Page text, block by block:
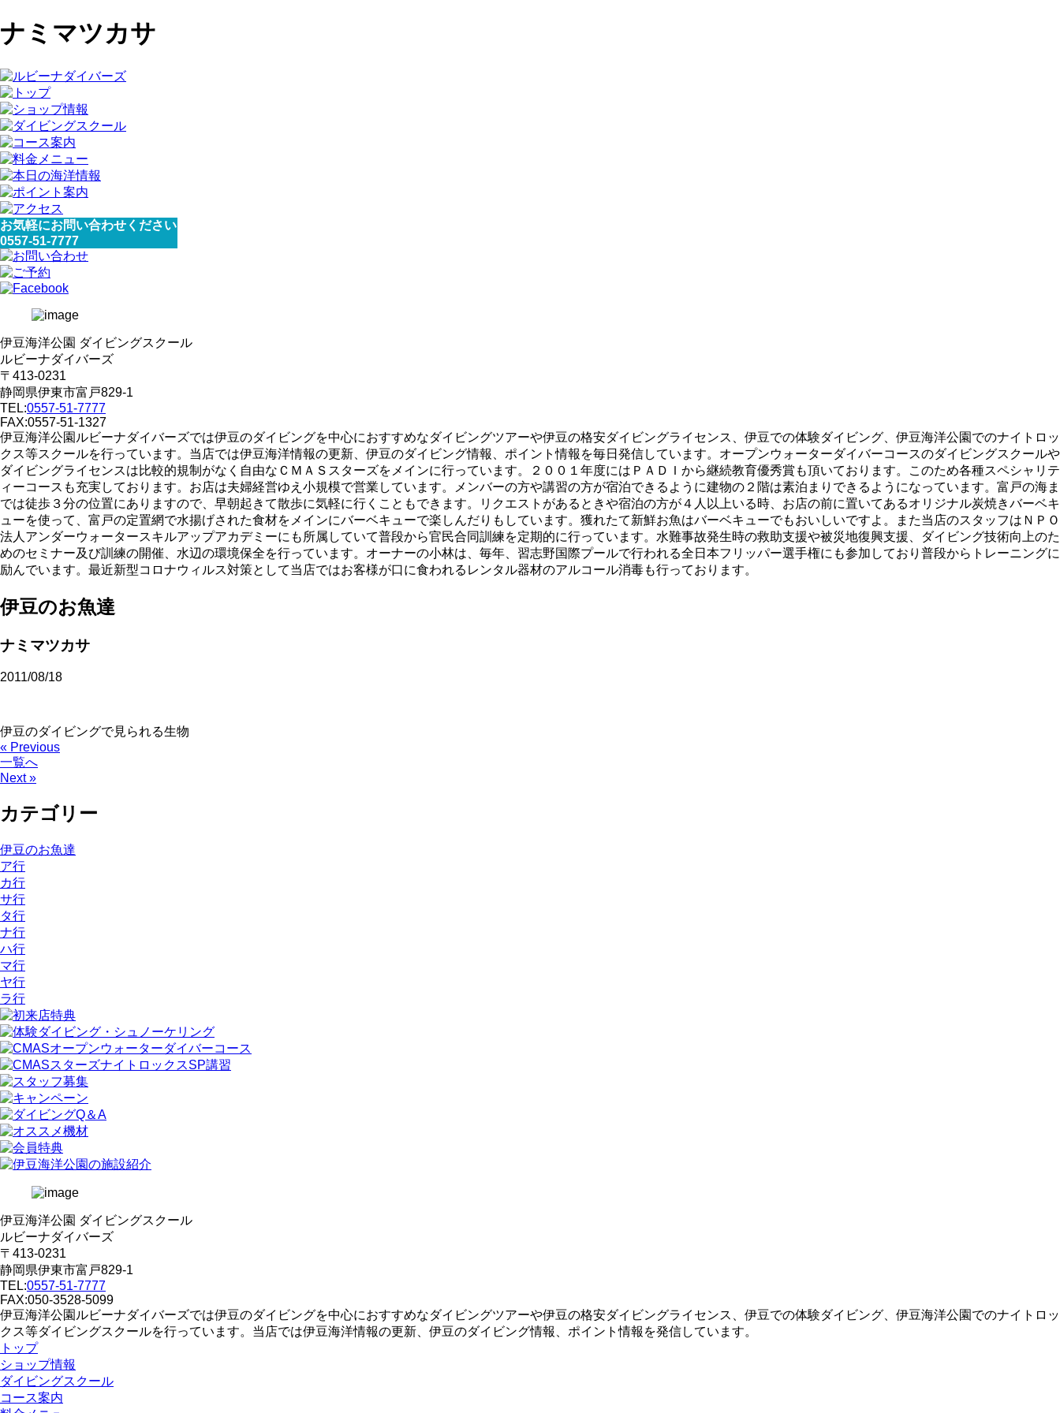
ナミマツカサ
お気軽にお問い合わせください
0557-51-7777
伊豆海洋公園 ダイビングスクール
ルビーナダイバーズ
〒413-0231
静岡県伊東市富戸829-1
TEL:0557-51-7777
FAX:0557-51-1327
伊豆海洋公園ルビーナダイバーズでは伊豆のダイビングを中心におすすめなダイビングツアーや伊豆の格安ダイビングライセンス、伊豆での体験ダイビング、伊豆海洋公園でのナイトロッ
クス等スクールを行っています。当店では伊豆海洋情報の更新、伊豆のダイビング情報、ポイント情報を毎日発信しています。オープンウォーターダイバーコースのダイビングスクールや
ダイビングライセンスは比較的規制がなく自由なＣＭＡＳスターズをメインに行っています。２００１年度にはＰＡＤＩから継続教育優秀賞も頂いております。このため各種スペシャリテ
ィーコースも充実しております。お店は夫婦経営ゆえ小規模で営業しています。メンバーの方や講習の方が宿泊できるように建物の２階は素泊まりできるようになっています。富戸の海ま
では徒歩３分の位置にありますので、早朝起きて散歩に気軽に行くこともできます。リクエストがあるときや宿泊の方が４人以上いる時、お店の前に置いてあるオリジナル炭焼きバーベキ
ューを使って、富戸の定置網で水揚げされた食材をメインにバーベキューで楽しんだりもしています。獲れたて新鮮お魚はバーベキューでもおいしいですよ。また当店のスタッフはＮＰＯ
法人アンダーウォータースキルアップアカデミーにも所属していて普段から官民合同訓練を定期的に行っています。水難事故発生時の救助支援や被災地復興支援、ダイビング技術向上のた
めのセミナー及び訓練の開催、水辺の環境保全を行っています。オーナーの小林は、毎年、習志野国際プールで行われる全日本フリッパー選手権にも参加しており普段からトレーニングに
励んでいます。最近新型コロナウィルス対策として当店ではお客様が口に食われるレンタル器材のアルコール消毒も行っております。
伊豆のお魚達
ナミマツカサ
2011/08/18
伊豆のダイビングで見られる生物
« Previous
一覧へ
Next »
カテゴリー
伊豆のお魚達
ア行
カ行
サ行
タ行
ナ行
ハ行
マ行
ヤ行
ラ行
伊豆海洋公園 ダイビングスクール
ルビーナダイバーズ
〒413-0231
静岡県伊東市富戸829-1
TEL:0557-51-7777
FAX:050-3528-5099
伊豆海洋公園ルビーナダイバーズでは伊豆のダイビングを中心におすすめなダイビングツアーや伊豆の格安ダイビングライセンス、伊豆での体験ダイビング、伊豆海洋公園でのナイトロッ
クス等ダイビングスクールを行っています。当店では伊豆海洋情報の更新、伊豆のダイビング情報、ポイント情報を発信しています。
トップ
ショップ情報
ダイビングスクール
コース案内